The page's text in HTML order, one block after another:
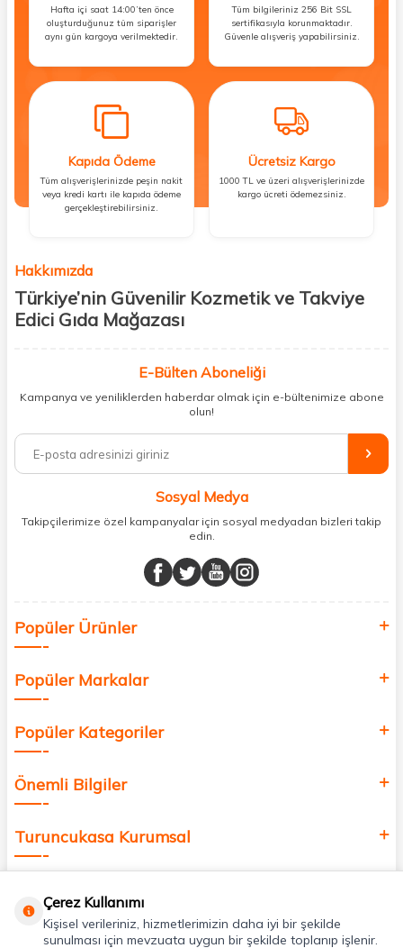
Hafta içi saat 14:00’ten önce
oluşturduğunuz tüm siparişler
aynı gün kargoya verilmektedir.
Tüm bilgileriniz 256 Bit SSL
sertifikasıyla korunmaktadır.
Güvenle alışveriş yapabilirsiniz.
Kapıda Ödeme
Tüm alışverişlerinizde peşin nakit
veya kredi kartı ile kapıda ödeme
gerçekleştirebilirsiniz.
Ücretsiz Kargo
1000 TL ve üzeri alışverişlerinizde
kargo ücreti ödemezsiniz.
Hakkımızda
Türkiye’nin Güvenilir Kozmetik ve Takviye
Edici Gıda Mağazası
kişisel bakım hem de takviye edici gıda ürünlerini sizlerle
buluşturuyoruz. Artık mağaza mağaza dolaşmanıza gerek yok;
ihtiyacınız olan her şeyi tek bir çatı altında topluyor ve kapınıza kadar
%100 orijinal kozmetik ve sağlık ürünleriyle güzelliğinizi tamamlayabilir,
vücudunuzu desteklemek için güvenilir takviye edici gıdalara
minerallere kadar binlerce ürünü uygun fiyat ve hızlı kargo avantajıyla
sunuyoruz.
buluşturuyor ve online alışveriş deneyiminizi en iyi hale getiriyoruz.
Sağlık, güzellik ve iyi yaşam için aradığınız her şey burada!
değer katmak için bize katılın!
E-Bülten Aboneliği
Kampanya ve yeniliklerden haberdar olmak için e-bültenimize abone
olun!
Sosyal Medya
Takipçilerimize özel kampanyalar için sosyal medyadan bizleri takip
edin.
Popüler Ürünler
Popüler Markalar
Popüler Kategoriler
Önemli Bilgiler
Turuncukasa Kurumsal
Uygulamalarımız
Çerez Kullanımı
Kişisel verileriniz, hizmetlerimizin daha iyi bir şekilde
sunulması için mevzuata uygun bir şekilde toplanıp işlenir.